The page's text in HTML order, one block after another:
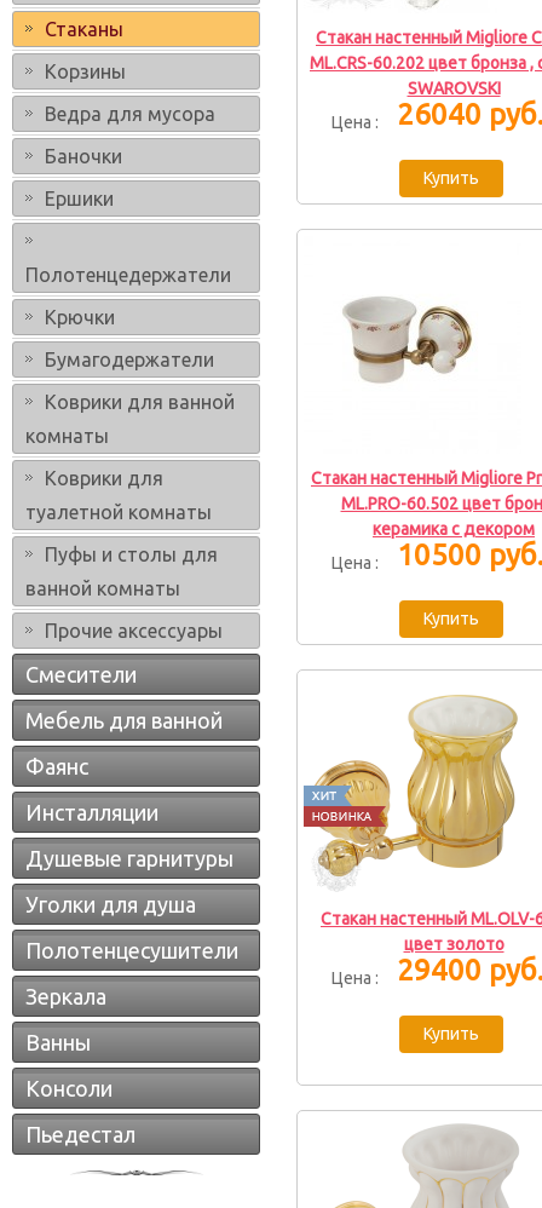
Стаканы
Корзины
Ведра для мусора
Баночки
Ершики
Полотенцедержатели
Крючки
Бумагодержатели
Коврики для ванной
комнаты
Коврики для
туалетной комнаты
Пуфы и столы для
ванной комнаты
Прочие аксессуары
Смесители
Мебель для ванной
Фаянс
Инсталляции
Душевые гарнитуры
Уголки для душа
Полотенцесушители
Зеркала
Ванны
Консоли
Пьедестал
Стакан настенный Migliore
ML.CRS-60.202 цвет бронза ,
SWAROVSKI
Цена :
26040 руб.
Стакан настенный Migliore
ML.PRO-60.502 цвет
керамика с декором
Цена :
10500 руб.
Стакан настенный ML.OLV-
цвет золото
Цена :
29400 руб.